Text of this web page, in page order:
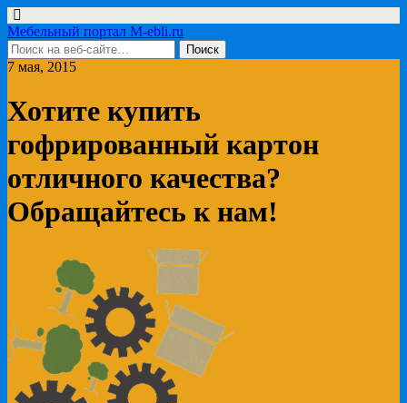
Мебельный портал M-ebli.ru
7 мая, 2015
Хотите купить
гофрированный картон
отличного качества?
Обращайтесь к нам!